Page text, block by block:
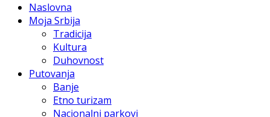
Naslovna
Moja Srbija
Tradicija
Kultura
Duhovnost
Putovanja
Banje
Etno turizam
Nacionalni parkovi